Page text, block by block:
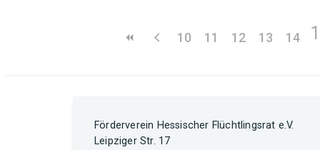
10 11 12 13 14
Förderverein Hessischer Flüchtlingsrat e.V.
Leipziger Str. 17